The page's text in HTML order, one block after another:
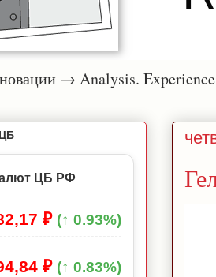
→ Analysis.
ЦБ РФ
₽ (↑ 0.93%)
₽ (↑ 0.83%)